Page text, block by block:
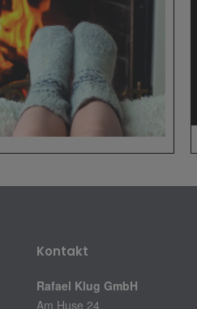
Kontakt
Rafael Klug GmbH
Am Huse 24